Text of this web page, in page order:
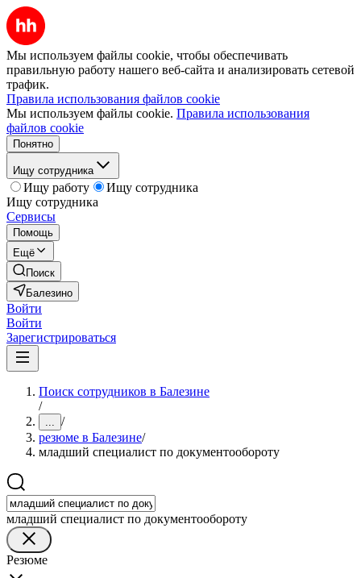
Мы используем файлы cookie, чтобы обеспечивать
правильную работу нашего веб-сайта и анализировать сетевой
трафик.
Правила использования файлов cookie
Мы используем файлы cookie. Правила использования
файлов cookie
Понятно
Ищу сотрудника
Ищу работу
Ищу сотрудника
Ищу сотрудника
Сервисы
Помощь
Ещё
Поиск
Балезино
Войти
Войти
Зарегистрироваться
Поиск сотрудников в Балезине
/
... /
резюме в Балезине/
младший специалист по документообороту
младший специалист по документообороту
Резюме